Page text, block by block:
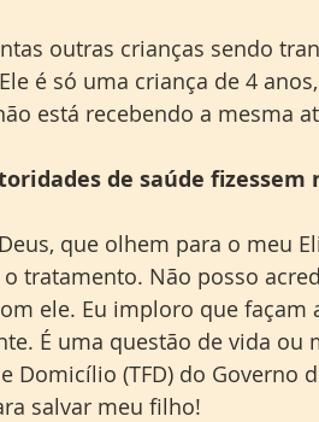
outras crianças sendo
é só uma criança de 4
está recebendo a mesma
de saúde
que olhem para o meu
tratamento. Não posso
ele. Eu imploro que façam
É uma questão de vida ou
Domicílio (TFD) do Governo
salvar meu filho!